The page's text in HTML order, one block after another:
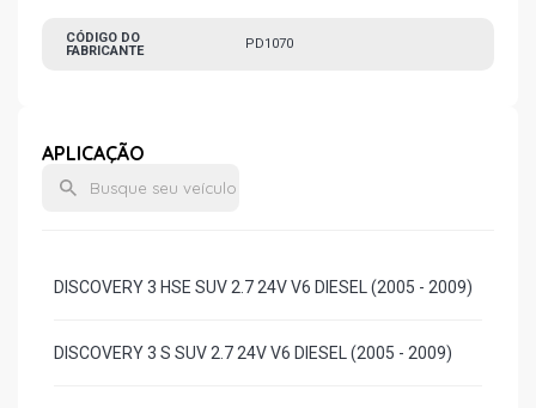
CÓDIGO DO
FABRICANTE
PD1070
APLICAÇÃO
DISCOVERY 3 HSE SUV 2.7 24V V6 DIESEL (2005 - 2009)
DISCOVERY 3 S SUV 2.7 24V V6 DIESEL (2005 - 2009)